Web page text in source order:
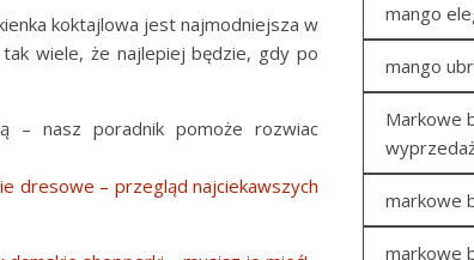
koktajlowa jest najmodniejsza w
wiele, że najlepiej będzie, gdy po
– nasz poradnik pomoże rozwiac
dresowe – przegląd najciekawszych
mango
mango
Markowe
markowe
markowe